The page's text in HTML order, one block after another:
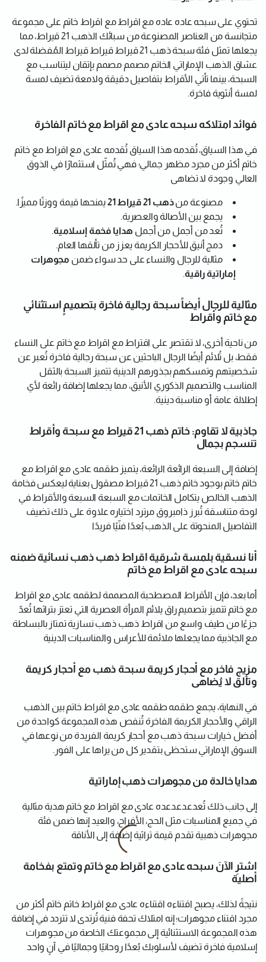
تحتوي على سبحه عاده عاده مع اقراط مع اقراط خاتم على مجموعة
متجانسة من العناصر المصنوعة من سبائك الذهب 21 قيراط، مما
يجعلها تمثل فئة سبحة ذهب 21 قيراط قيراط قيراط المُفضلة لدى
عشاق الذهب الإماراتي الخاتم مصمم مصمم بإتقان ليتناسب مع
السبحة، بينما تأتي الأقراط بتفاصيل دقيقة ولامعة تضيف لمسة
لمسة أنثوية فاخرة.
فوائد امتلاكه سبحه عادى مع اقراط مع خاتم الفاخرة
في هذا السياق، تُقدمه هذا السياق تُقدمه عادى مع اقراط مع خاتم
خاتم أكثر من مجرد مظهر جمالي؛ فهي تُمثّل استثمارًا في الذوق
العالي وجودة لا تضاهى
مصنوعة منذهب 21 قيراط 21
يمنحها قيمة ووزنًا مميزًا.
يجمع بين الأصالة والعصرية.
تُعد من أجمل من أجمل هدايا فخمة إسلامية.
دمج أنيق للأحجار الكريمة يعزز من تألقها العام.
مثالية للرجال والنساء على حد سواء ضمن مجوهرات
إماراتية راقية.
مثالية للرجال أيضاً سبحة رجالية فاخرة بتصميمٍ استثنائي
مع خاتم وأقراط
من ناحية أخرى، لا تقتصر على اقتراط مع اقراط مع خاتم على النساء
فقط، بل تُلائم أيضًا الرجال الباحثين عن سبحة رجالية فاخرة تُعبر عن
شخصيتهم وتمسكهم بجذورهم الدينية تتميز السبحة بالثقل
المناسب والتصميم الذكوري الأنيق، مما يجعلها إضافة رائعة لأي
إطلالة عامة أو مناسبة دينية.
جاذبية لا تقاوم: خاتم ذهب 21 قيراط مع سبحة وأقراط
تنسجم بجمال
إضافة إلى السبعة الرائعة الرائعة، يتميز طقمه عادى مع اقراط مع
خاتم خاتم بوجود خاتم ذهب 21 قيراط مصقول بعناية ليعكس فخامة
الذهب الخالص يتكامل الخاتمات مع السبعة السبعة والأقراط في
لوحة متناسقة تُبرز ذامبروق مرترد اختياره علاوة على ذلك تضيف
التفاصيل المنحوتة على الذهب بُعدًا فنّيًا فريدًا
أنا نسقية بلمسة شرقية اقراط ذهب ذهب نسائية ضمنه
سبحه عادى مع اقراط مع خاتم
أما بعد، فإن الأقراط المصطحبة المصممة لطقمه عادى مع اقراط
مع خاتم تتميز بتصميم راق يلائم المرأة العصرية التي تعتز بتراثها تُعدّ
جزءًا من طيف واسع من اقراط ذهب ذهب نسازية تمتاز بالبساطة
مع الجاذبية مما يجعلها ملائمة للأعراس والمناسبات الدينية
مزيج فاخر مع أحجار كريمة سبحة ذهب مع أحجار كريمة
وتألق لا يُضاهى
في النهاية، يجمع طقمه طقمه عادى مع اقراط خاتم بين الذهب
الراقي والأحجار الكريمة الفاخرة تُنفص هذه المجموعة كواحدة من
أفضل خيارات سبحة ذهب مع أحجار كريمة الفريدة من نوعها في
السوق الإماراتي ستحظى بتقدير كل من يراها على الفور.
هدايا خالدة من مجوهرات ذهب إماراتية
إلى جانب ذلك تُعدعدعدعده عادى مع اقراط مع خاتم هدية مثالية
في جميع المناسبات مثل الحج، الأفراح، والعيد إنها ضمن فئة
مجوهرات ذهبية تقدم قيمة تراثية إضافة إلى الأناقة
اشترِ الآنَ سبحه عادى مع اقراط مع خاتم وتمتع بفخامة
أصلية
نتيجةً لذلك، يصبح اقتناءه اقتناءه عادى مع اقراط خاتم خاتم أكثر من
مجرد اقتناء مجوهرات؛ إنه امتلاك تحفة فنية تُرتدى لا تتردد في إضافة
هذه المجموعة الاستثنائية إلى مجموعتك الخاصة من مجوهرات
إسلامية فاخرة تضيف لأسلوبك بُعدًا روحانيًا وجماليًا في آنٍ واحد